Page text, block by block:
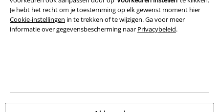
Je hebt het recht om je toestemming op elk gewenst moment hier
Cookie-instellingen in te trekken of te wijzigen. Ga voor meer
informatie over gegevensbescherming naar Privacybeleid.
Verklaring van conformiteit
Informatie over toegankelijkheid
© 1986-2026 Large Popmerchandising B.V.